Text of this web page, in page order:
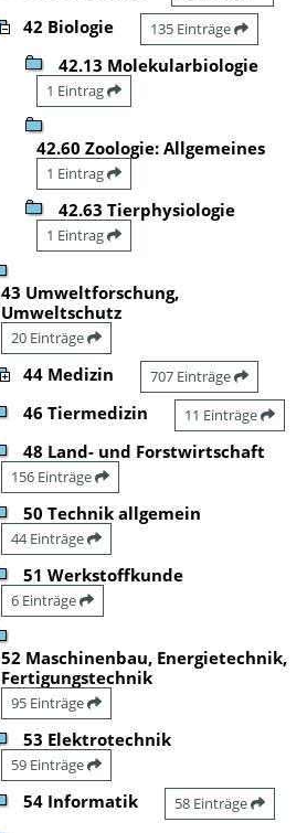
42 Biologie 135 Einträge
42.13 Molekularbiologie
1 Eintrag
42.60 Zoologie: Allgemeines
1 Eintrag
42.63 Tierphysiologie
1 Eintrag
43 Umweltforschung,
Umweltschutz
20 Einträge
44 Medizin 707 Einträge
46 Tiermedizin 11 Einträge
48 Land- und Forstwirtschaft
156 Einträge
50 Technik allgemein
44 Einträge
51 Werkstoffkunde
6 Einträge
52 Maschinenbau, Energietechnik,
Fertigungstechnik
95 Einträge
53 Elektrotechnik
59 Einträge
54 Informatik 58 Einträge